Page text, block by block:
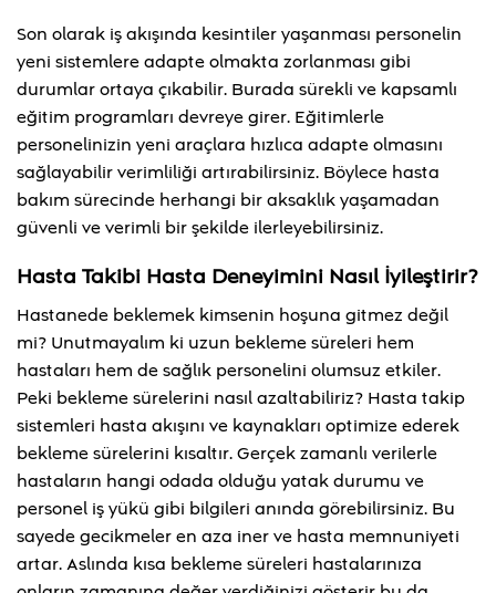
Son olarak iş akışında kesintiler yaşanması personelin
yeni sistemlere adapte olmakta zorlanması gibi
durumlar ortaya çıkabilir. Burada sürekli ve kapsamlı
eğitim programları devreye girer. Eğitimlerle
personelinizin yeni araçlara hızlıca adapte olmasını
sağlayabilir verimliliği artırabilirsiniz. Böylece hasta
bakım sürecinde herhangi bir aksaklık yaşamadan
güvenli ve verimli bir şekilde ilerleyebilirsiniz.
Hasta Takibi Hasta Deneyimini Nasıl İyileştirir?
Hastanede beklemek kimsenin hoşuna gitmez değil
mi? Unutmayalım ki uzun bekleme süreleri hem
hastaları hem de sağlık personelini olumsuz etkiler.
Peki bekleme sürelerini nasıl azaltabiliriz? Hasta takip
sistemleri hasta akışını ve kaynakları optimize ederek
bekleme sürelerini kısaltır. Gerçek zamanlı verilerle
hastaların hangi odada olduğu yatak durumu ve
personel iş yükü gibi bilgileri anında görebilirsiniz. Bu
sayede gecikmeler en aza iner ve hasta memnuniyeti
artar. Aslında kısa bekleme süreleri hastalarınıza